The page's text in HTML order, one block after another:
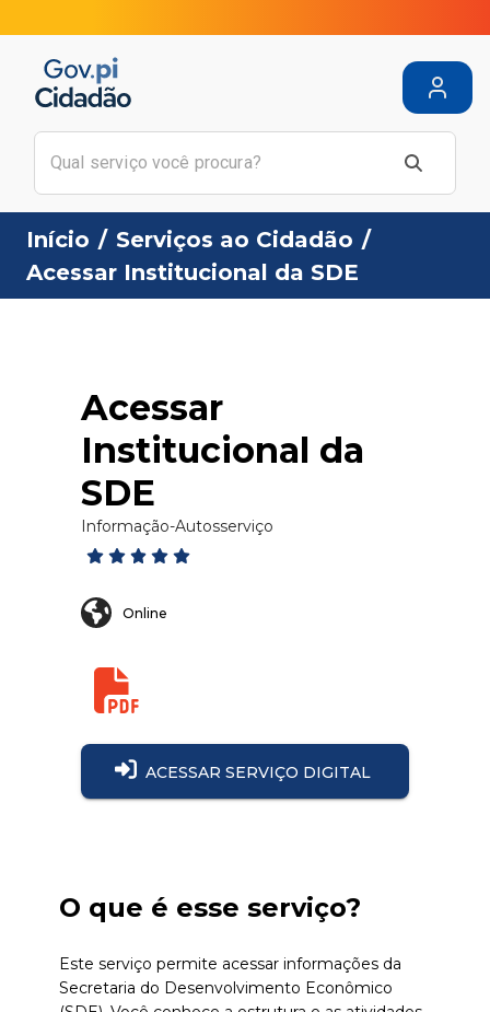
Início / Serviços ao Cidadão /
Acessar Institucional da SDE
Acessar
Institucional da
SDE
Informação-Autosserviço
Online
ACESSAR SERVIÇO DIGITAL
O que é esse serviço?
Este serviço permite acessar informações da
Secretaria do Desenvolvimento Econômico